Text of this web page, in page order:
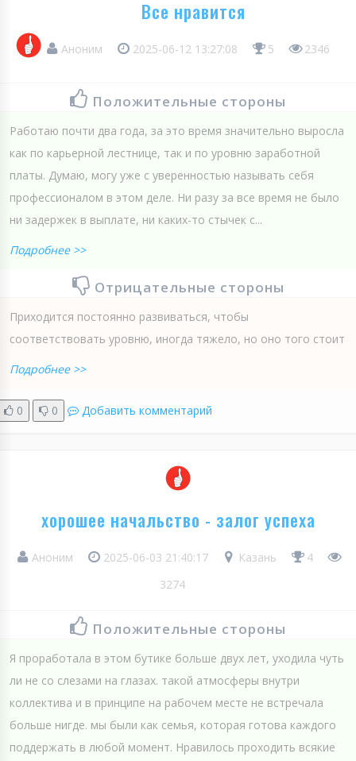
Все нравится
Аноним 2025-06-12 13:27:08 5 2346
Положительные стороны
Работаю почти два года, за это время значительно выросла
как по карьерной лестнице, так и по уровню заработной
платы. Думаю, могу уже с уверенностью называть себя
профессионалом в этом деле. Ни разу за все время не было
ни задержек в выплате, ни каких-то стычек с...
Подробнее >>
Отрицательные стороны
Приходится постоянно развиваться, чтобы
соответствовать уровню, иногда тяжело, но оно того стоит
Подробнее >>
0 0 Добавить комментарий
хорошее начальство - залог успеха
Аноним 2025-06-03 21:40:17 Казань
4
3274
Положительные стороны
Я проработала в этом бутике больше двух лет, уходила чуть
ли не со слезами на глазах. такой атмосферы внутри
коллектива и в принципе на рабочем месте не встречала
больше нигде. мы были как семья, которая готова каждого
поддержать в любой момент. Нравилось проходить всякие